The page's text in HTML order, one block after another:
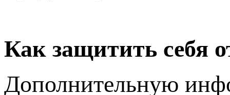
Как защитить себя
Дополнительную